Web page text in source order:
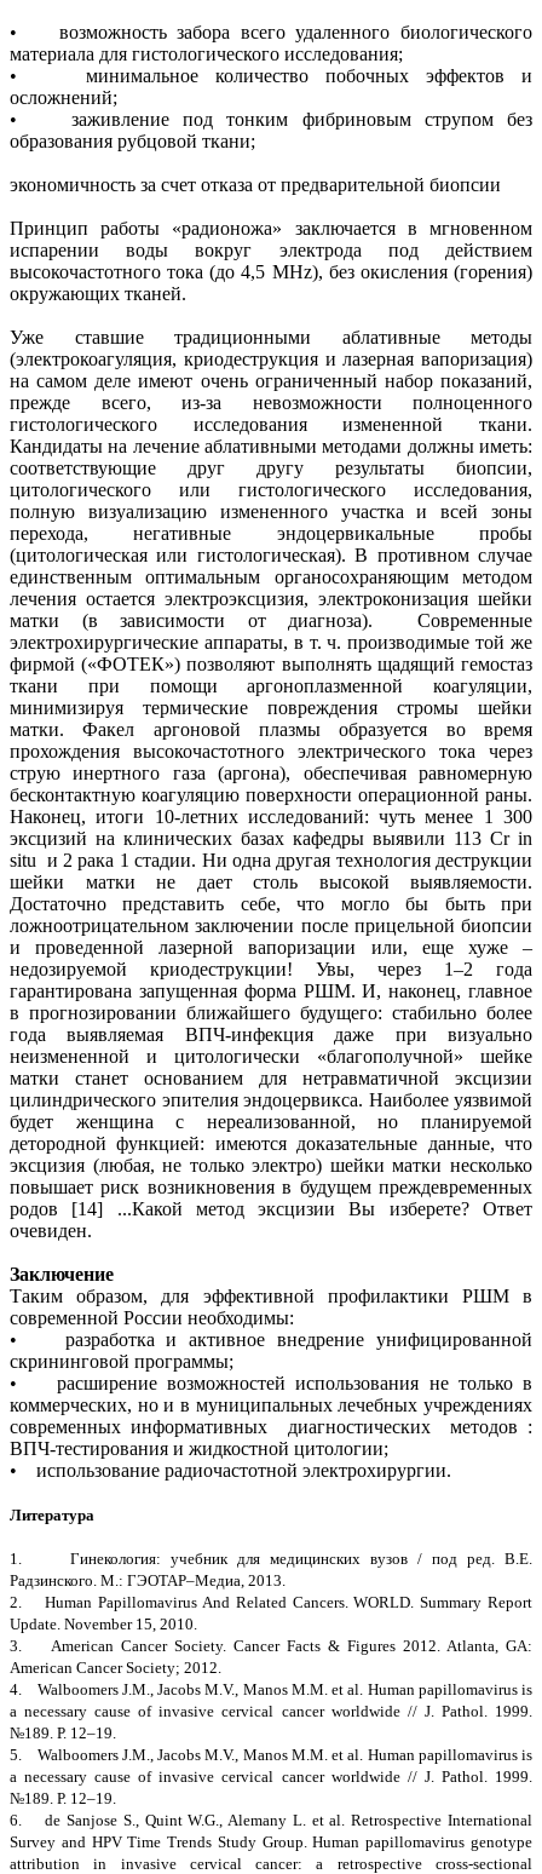
• возможность забора всего удаленного биологического
материала для гистологического исследования;
• минимальное количество побочных эффектов и
осложнений;
• заживление под тонким фибриновым струпом без
образования рубцовой ткани;
экономичность за счет отказа от предварительной биопсии
Принцип работы «радионожа» заключается в мгновенном
испарении воды вокруг электрода под действием
высокочастотного тока (до 4,5 MHz), без окисления (горения)
окружающих тканей.
Уже ставшие традиционными аблативные методы
(электрокоагуляция, криодеструкция и лазерная вапоризация)
на самом деле имеют очень ограниченный набор показаний,
прежде всего, из-за невозможности полноценного
гистологического исследования измененной ткани.
Кандидаты на лечение аблативными методами должны иметь:
соответствующие друг другу результаты биопсии,
цитологического или гистологического исследования,
полную визуализацию измененного участка и всей зоны
перехода, негативные эндоцервикальные пробы
(цитологическая или гистологическая). В противном случае
единственным оптимальным органосохраняющим методом
лечения остается электроэксцизия, электроконизация шейки
матки (в зависимости от диагноза). Современные
электрохирургические аппараты, в т. ч. производимые той же
фирмой («ФОТЕК») позволяют выполнять щадящий гемостаз
ткани при помощи аргоноплазменной коагуляции,
минимизируя термические повреждения стромы шейки
матки. Факел аргоновой плазмы образуется во время
прохождения высокочастотного электрического тока через
струю инертного газа (аргона), обеспечивая равномерную
бесконтактную коагуляцию поверхности операционной раны.
Наконец, итоги 10-летних исследований: чуть менее 1 300
эксцизий на клинических базах кафедры выявили 113 Сr in
situ и 2 рака 1 стадии. Ни одна другая технология деструкции
шейки матки не дает столь высокой выявляемости.
Достаточно представить себе, что могло бы быть при
ложноотрицательном заключении после прицельной биопсии
и проведенной лазерной вапоризации или, еще хуже –
недозируемой криодеструкции! Увы, через 1–2 года
гарантирована запущенная форма РШМ. И, наконец, главное
в прогнозировании ближайшего будущего: стабильно более
года выявляемая ВПЧ-инфекция даже при визуально
неизмененной и цитологически «благополучной» шейке
матки станет основанием для нетравматичной эксцизии
цилиндрического эпителия эндоцервикса. Наиболее уязвимой
будет женщина с нереализованной, но планируемой
детородной функцией: имеются доказательные данные, что
эксцизия (любая, не только электро) шейки матки несколько
повышает риск возникновения в будущем преждевременных
родов [14] ...Какой метод эксцизии Вы изберете? Ответ
очевиден.
Заключение
Таким образом, для эффективной профилактики РШМ в
современной России необходимы:
• разработка и активное внедрение унифицированной
скрининговой программы;
• расширение возможностей использования не только в
коммерческих, но и в муниципальных лечебных учреждениях
современных информативных диагностических методов :
ВПЧ-тестирования и жидкостной цитологии;
• использование радиочастотной электрохирургии.
Литература
1. Гинекология: учебник для медицинских вузов / под ред. В.Е.
Радзинского. М.: ГЭОТАР–Медиа, 2013.
2. Human Papillomavirus And Related Cancers. WORLD. Summary Report
Update. November 15, 2010.
3. American Cancer Society. Cancer Facts & Figures 2012. Atlanta, GA:
American Cancer Society; 2012.
4. Walboomers J.M., Jacobs M.V., Manos M.M. et al. Human papillomavirus is
a necessary cause of invasive cervical cancer worldwide // J. Pathol. 1999.
№189. Р. 12–19.
5. Walboomers J.M., Jacobs M.V., Manos M.M. et al. Human papillomavirus is
a necessary cause of invasive cervical cancer worldwide // J. Pathol. 1999.
№189. Р. 12–19.
6. de Sanjose S., Quint W.G., Alemany L. et al. Retrospective International
Survey and HPV Time Trends Study Group. Human papillomavirus genotype
attribution in invasive cervical cancer: a retrospective cross-sectional